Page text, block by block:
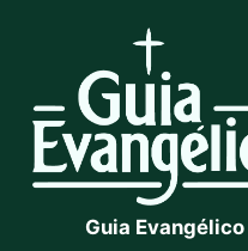
Guia Evangélico